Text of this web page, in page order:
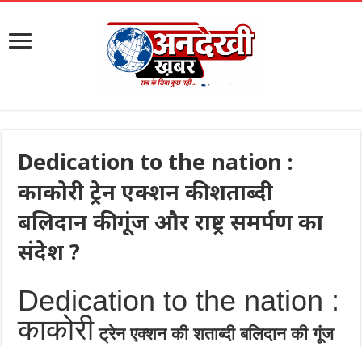
Dedication to the nation :
काकोरी ट्रेन एक्शन की शताब्दी
बलिदान की गूंज और राष्ट्र समर्पण का
संदेश ?
Dedication to the nation :
काकोरी ट्रेन एक्शन की शताब्दी बलिदान की गूंज